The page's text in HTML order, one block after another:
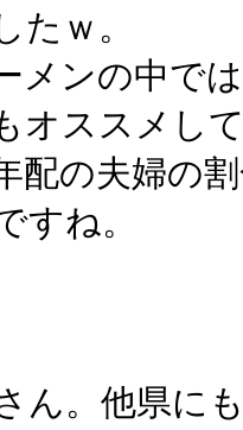
たｗ。
メンの中で
オススメし
配の夫婦の
すね。
ん。他県に